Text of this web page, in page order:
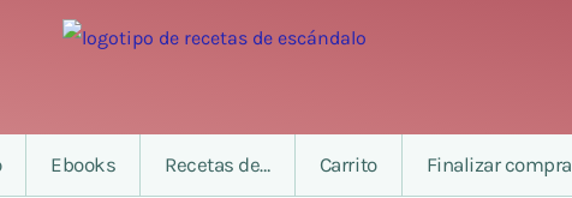
Ebooks Recetas de… Carrito Finalizar compra